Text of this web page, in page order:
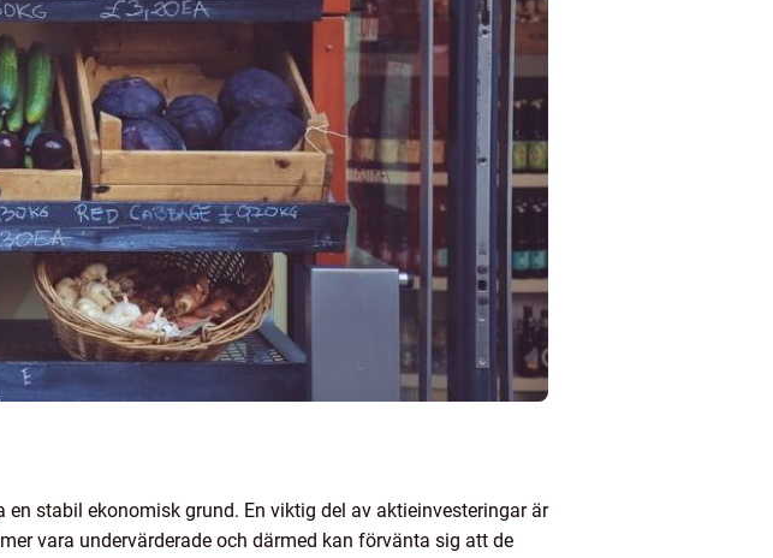
stabil ekonomisk grund. En viktig del av aktieinvesteringar är
vara undervärderade och därmed kan förvänta sig att de